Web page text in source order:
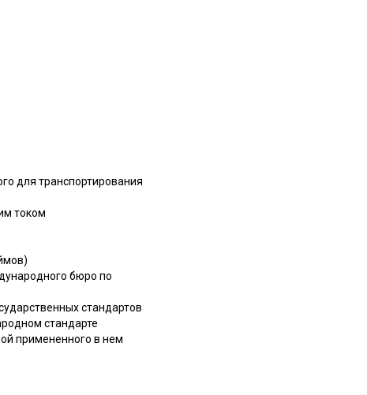
для транспортирования
током
бюро по
стандартов
стандарте
примененного в нем